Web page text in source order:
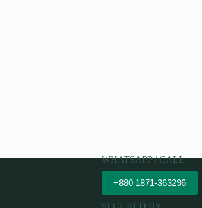
WHATSAPP / CALL
+880 1871-363296
SECURED BY